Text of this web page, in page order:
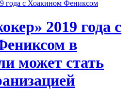
2019 года c
в
может стать